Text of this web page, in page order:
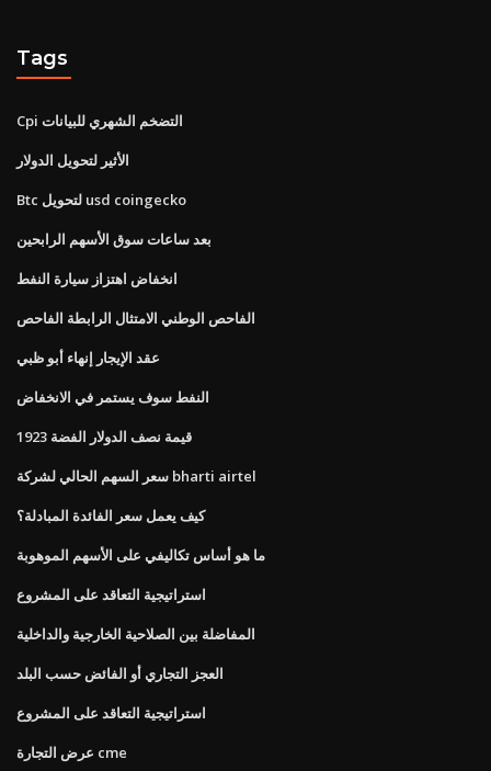
Tags
Cpi التضخم الشهري للبيانات
الأثير لتحويل الدولار
Btc لتحويل usd coingecko
بعد ساعات سوق الأسهم الرابحين
انخفاض اهتزاز سيارة النفط
الفاحص الوطني الامتثال الرابطة الفاحص
عقد الإيجار إنهاء أبو ظبي
النفط سوف يستمر في الانخفاض
قيمة نصف الدولار الفضة 1923
سعر السهم الحالي لشركة bharti airtel
كيف يعمل سعر الفائدة المبادلة؟
ما هو أساس تكاليفي على الأسهم الموهوبة
استراتيجية التعاقد على المشروع
المفاضلة بين الصلاحية الخارجية والداخلية
العجز التجاري أو الفائض حسب البلد
استراتيجية التعاقد على المشروع
عرض التجارة cme